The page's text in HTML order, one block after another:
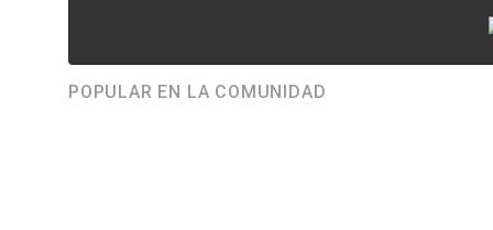
POPULAR EN LA COMUNIDAD